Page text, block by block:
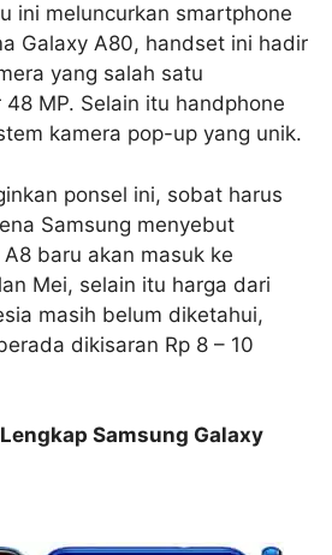
ini meluncurkan smartphone
Galaxy A80, handset ini hadir
yang salah satu
MP. Selain itu handphone
kamera pop-up yang unik.
ponsel ini, sobat harus
Samsung menyebut
baru akan masuk ke
Mei, selain itu harga dari
masih belum diketahui,
dikisaran Rp 8 – 10
Samsung Galaxy